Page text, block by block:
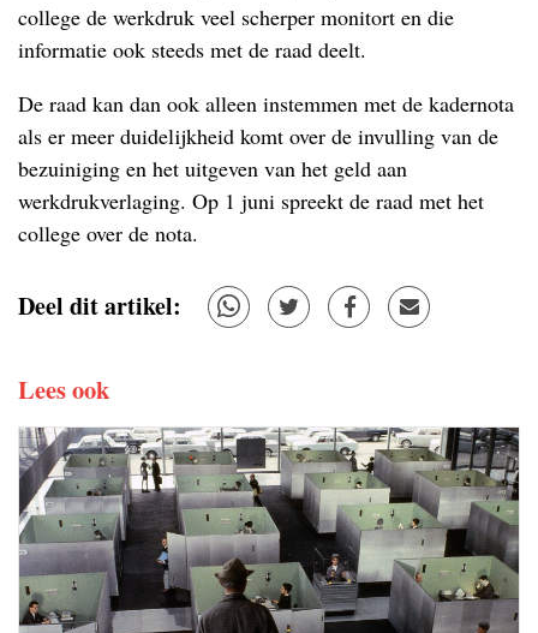
college de werkdruk veel scherper monitort en die
informatie ook steeds met de raad deelt.
De raad kan dan ook alleen instemmen met de kadernota
als er meer duidelijkheid komt over de invulling van de
bezuiniging en het uitgeven van het geld aan
werkdrukverlaging. Op 1 juni spreekt de raad met het
college over de nota.
Deel dit artikel:
Lees ook